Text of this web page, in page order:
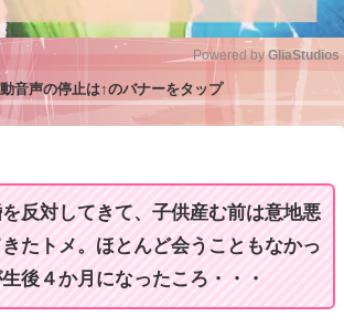
M
Powered by GliaStudios
音声の停止は↑のバナーをタップ
反対してきて、子供産む前は意地悪
たトメ。ほとんど会うこともなかっ
後４か月になったころ・・・